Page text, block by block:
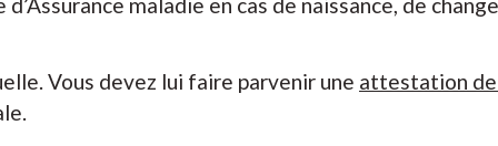
Vous devez lui faire parvenir une attestation